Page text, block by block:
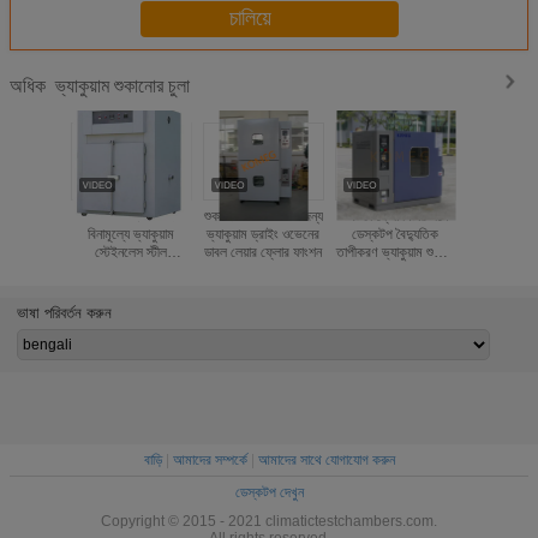
চালিয়ে
অধিকভ্যাকুয়াম শুকানোর চুলা
পেশাগত অক্সিডেশন
বিনামূল্যে ভ্যাকুয়াম
স্টেইনলেস স্টীল
শুকানোর / গরম করার জন্য
ভ্যাকুয়াম ড্রাইং ওভেনের
ডাবল লেয়ার ফ্লোর ফাংশন
স্পষ্টতা ফ্লো মিটার সঙ্গে
ডেস্কটপ বৈদ্যুতিক
তাপীকরণ ভ্যাকুয়াম শুকনো
ভাষা পরিবর্তন করুন
বাড়ি| আমাদের সম্পর্কে| আমাদের সাথে যোগাযোগ করুন
ডেস্কটপ দেখুন
Copyright © 2015 - 2021 climatictestchambers.com.